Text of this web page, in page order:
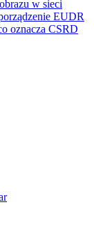
w sieci
EUDR
oznacza CSRD